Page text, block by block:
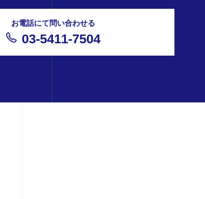
お電話にて問い合わせる
03-5411-7504